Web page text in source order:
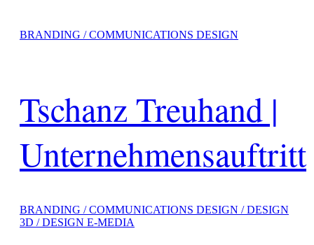
BRANDING / COMMUNICATIONS DESIGN
Tschanz Treuhand |
Unternehmensauftritt
BRANDING / COMMUNICATIONS DESIGN / DESIGN
3D / DESIGN E-MEDIA